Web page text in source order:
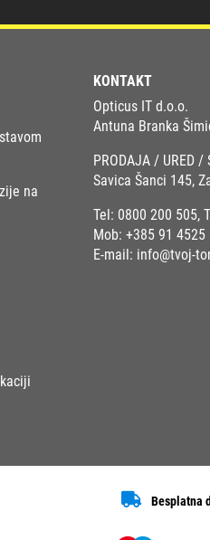
na
KONTAKT
Opticus IT d.o.o.
Antuna Branka
PRODAJA / URED /
Savica Šanci 145,
Tel: 0800 200 505,
Mob: +385 91 4525
E-mail: info@tvoj-
Besplatna